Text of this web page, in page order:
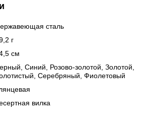
сталь
г
см
Синий, Розово-золотой, Золотой,
Серебряный, Фиолетовый
вилка